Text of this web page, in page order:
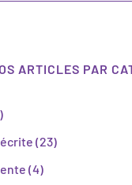
ARTICLES PAR
(23)
(4)